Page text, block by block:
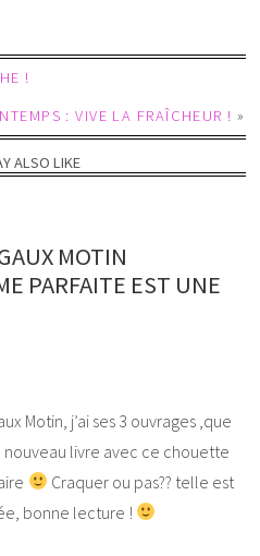
!
: VIVE LA FRAÎCHEUR ! »
ALSO LIKE
MOTIN
PARFAITE EST UNE
Motin, j’ai ses 3 ouvrages ,que
nouveau livre avec ce chouette
Craquer ou pas?? telle est
bonne lecture !